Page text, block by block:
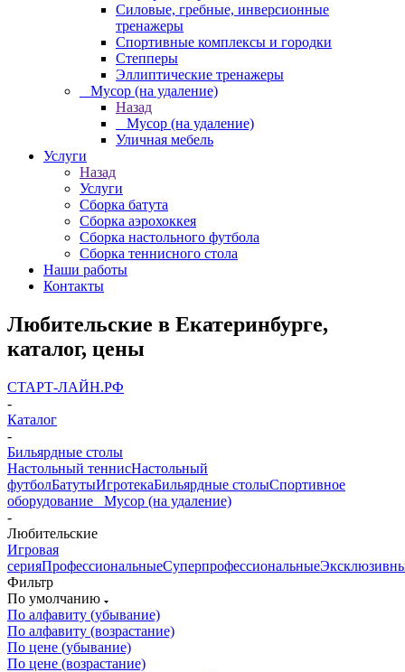
Силовые, гребные, инверсионные
тренажеры
Спортивные комплексы и городки
Степперы
Эллиптические тренажеры
_ Мусор (на удаление)
Назад
_ Мусор (на удаление)
Уличная мебель
Услуги
Назад
Услуги
Сборка батута
Сборка аэрохоккея
Сборка настольного футбола
Сборка теннисного стола
Наши работы
Контакты
Любительские в Екатеринбурге,
каталог, цены
СТАРТ-ЛАЙН.РФ
-
Каталог
-
Бильярдные столы
Настольный теннисНастольный
футболБатутыИгротекаБильярдные столыСпортивное
оборудование _ Мусор (на удаление)
-
Любительские
Игровая
серияПрофессиональныеСуперпрофессиональные
Фильтр
По умолчанию
По алфавиту (убывание)
По алфавиту (возрастание)
По цене (убывание)
По цене (возрастание)